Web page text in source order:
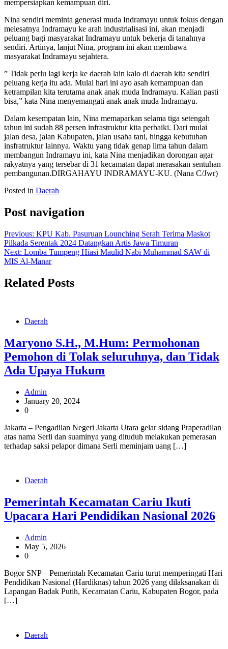
mempersiapkan kemampuan diri.
Nina sendiri meminta generasi muda Indramayu untuk fokus dengan
melesatnya Indramayu ke arah industrialisasi ini, akan menjadi
peluang bagi masyarakat Indramayu untuk bekerja di tanahnya
sendiri. Artinya, lanjut Nina, program ini akan membawa
masyarakat Indramayu sejahtera.
” Tidak perlu lagi kerja ke daerah lain kalo di daerah kita sendiri
peluang kerja itu ada. Mulai hari ini ayo asah kemampuan dan
ketrampilan kita terutama anak anak muda Indramayu. Kalian pasti
bisa,” kata Nina menyemangati anak anak muda Indramayu.
Dalam kesempatan lain, Nina memaparkan selama tiga setengah
tahun ini sudah 88 persen infrastruktur kita perbaiki. Dari mulai
jalan desa, jalan Kabupaten, jalan usaha tani, hingga kebutuhan
insfratruktur lainnya. Waktu yang tidak genap lima tahun dalam
membangun Indramayu ini, kata Nina menjadikan dorongan agar
rakyatnya yang tersebar di 31 kecamatan dapat merasakan sentuhan
pembangunan.DIRGAHAYU INDRAMAYU-KU. (Nana C/Jwr)
Posted in Daerah
Post navigation
Previous: KPU Kab. Pasuruan Lounching Serah Terima Maskot
Pilkada Serentak 2024 Datangkan Artis Jawa Timuran
Next: Lomba Tumpeng Hiasi Maulid Nabi Muhammad SAW di
MIS Al-Manar
Related Posts
Daerah
Maryono S.H., M.Hum: Permohonan
Pemohon di Tolak seluruhnya, dan Tidak
Ada Upaya Hukum
Admin
January 20, 2024
0
Jakarta – Pengadilan Negeri Jakarta Utara gelar sidang Praperadilan
atas nama Serli dan suaminya yang dituduh melakukan pemerasan
terhadap saksi pelapor dimana Serli meminjam uang […]
Daerah
Pemerintah Kecamatan Cariu Ikuti
Upacara Hari Pendidikan Nasional 2026
Admin
May 5, 2026
0
Bogor SNP – Pemerintah Kecamatan Cariu turut memperingati Hari
Pendidikan Nasional (Hardiknas) tahun 2026 yang dilaksanakan di
Lapangan Badak Putih, Kecamatan Cariu, Kabupaten Bogor, pada
[…]
Daerah